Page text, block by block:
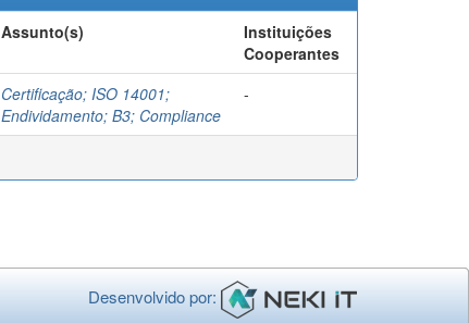
Assunto(s)
Instituições
Cooperantes
Certificação; ISO 14001;
Endividamento; B3; Compliance
-
Desenvolvido por: